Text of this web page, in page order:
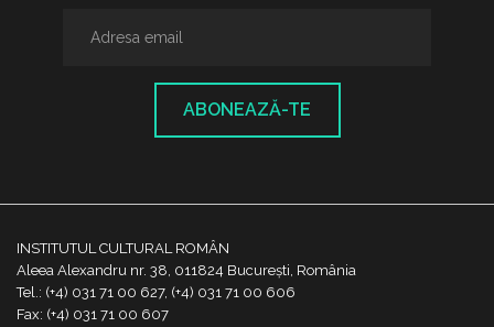
ABONEAZĂ-TE
INSTITUTUL CULTURAL ROMÂN
Aleea Alexandru nr. 38, 011824 București, România
Tel.: (+4) 031 71 00 627, (+4) 031 71 00 606
Fax: (+4) 031 71 00 607